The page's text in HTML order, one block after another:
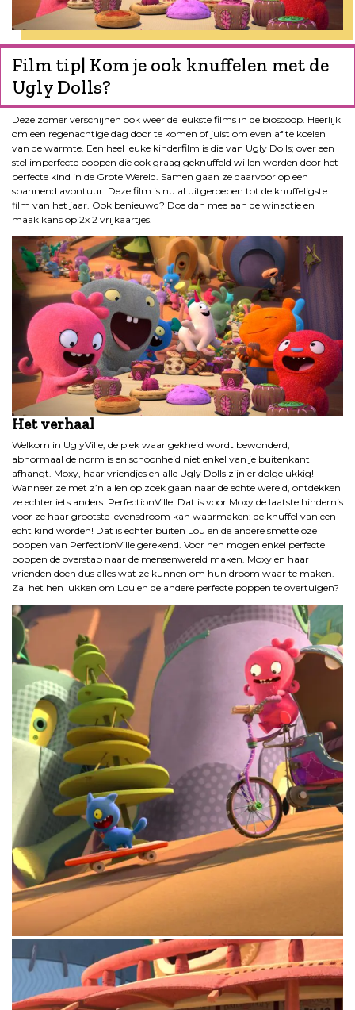
Film tip| Kom je ook knuffelen met de
Ugly Dolls?
Deze zomer verschijnen ook weer de leukste films in de bioscoop. Heerlijk
om een regenachtige dag door te komen of juist om even af te koelen
van de warmte. Een heel leuke kinderfilm is die van Ugly Dolls; over een
stel imperfecte poppen die ook graag geknuffeld willen worden door het
perfecte kind in de Grote Wereld. Samen gaan ze daarvoor op een
spannend avontuur. Deze film is nu al uitgeroepen tot de knuffeligste
film van het jaar. Ook benieuwd? Doe dan mee aan de winactie en
maak kans op 2x 2 vrijkaartjes.
Het verhaal
Welkom in UglyVille, de plek waar gekheid wordt bewonderd,
abnormaal de norm is en schoonheid niet enkel van je buitenkant
afhangt. Moxy, haar vriendjes en alle Ugly Dolls zijn er dolgelukkig!
Wanneer ze met z’n allen op zoek gaan naar de echte wereld, ontdekken
ze echter iets anders: PerfectionVille. Dat is voor Moxy de laatste hindernis
voor ze haar grootste levensdroom kan waarmaken: de knuffel van een
echt kind worden! Dat is echter buiten Lou en de andere smetteloze
poppen van PerfectionVille gerekend. Voor hen mogen enkel perfecte
poppen de overstap naar de mensenwereld maken. Moxy en haar
vrienden doen dus alles wat ze kunnen om hun droom waar te maken.
Zal het hen lukken om Lou en de andere perfecte poppen te overtuigen?